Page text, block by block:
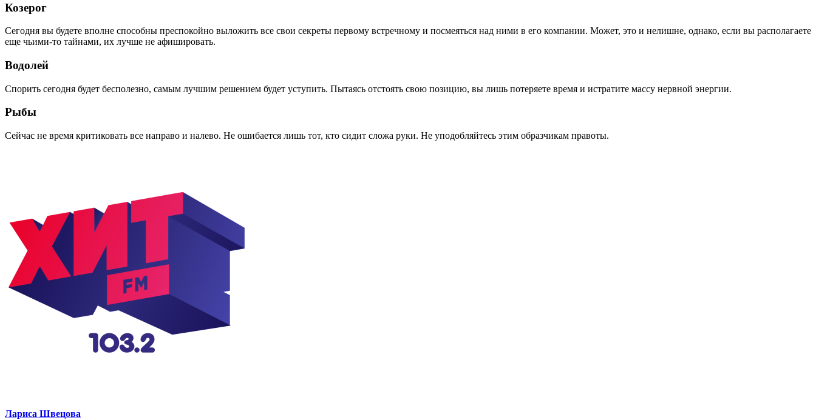
Козерог
Сегодня вы будете вполне способны преспокойно выложить все свои секреты первому встречному и посмеяться над ними в его компании. Может, это и нелишне, однако, если вы располагаете
еще чьими-то тайнами, их лучше не афишировать.
Водолей
Спорить сегодня будет бесполезно, самым лучшим решением будет уступить. Пытаясь отстоять свою позицию, вы лишь потеряете время и истратите массу нервной энергии.
Рыбы
Сейчас не время критиковать все направо и налево. Не ошибается лишь тот, кто сидит сложа руки. Не уподобляйтесь этим образчикам правоты.
Лариса Швецова